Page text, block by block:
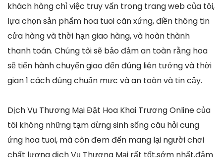
khách hàng chỉ việc truy vấn trong trang web của tôi,
lựa chọn sản phẩm hoa tuoi cân xứng, điền thông tin
cửa hàng và thời hạn giao hàng, và hoàn thành
thanh toán. Chúng tôi sẽ bảo đảm an toàn rằng hoa
sẽ tiến hành chuyển giao đến đúng liên tưởng và thời
gian 1 cách đúng chuẩn mực và an toàn và tin cậy.
Dịch Vụ Thương Mại Đặt Hoa Khai Trương Online của
tôi không những tạm dừng sinh sống câu hỏi cung
ứng hoa tuoi, mà còn đem đến mang lại người chơi